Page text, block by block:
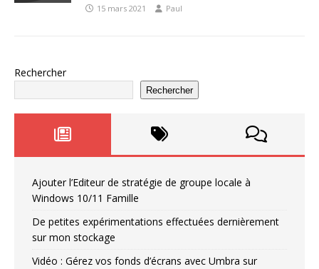
15 mars 2021 Paul
Rechercher
Rechercher
Ajouter l’Editeur de stratégie de groupe locale à
Windows 10/11 Famille
De petites expérimentations effectuées dernièrement
sur mon stockage
Vidéo : Gérez vos fonds d’écrans avec Umbra sur